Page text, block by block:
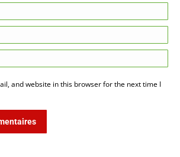
and website in this browser for the next time I